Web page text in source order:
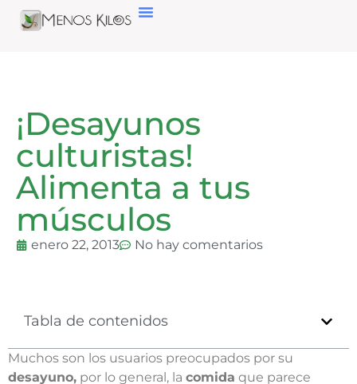
¡Desayunos
culturistas!
Alimenta a tus
músculos
enero 22, 2013 No hay comentarios
Tabla de contenidos
Muchos son los usuarios preocupados por su
desayuno, por lo general, la comida que parece